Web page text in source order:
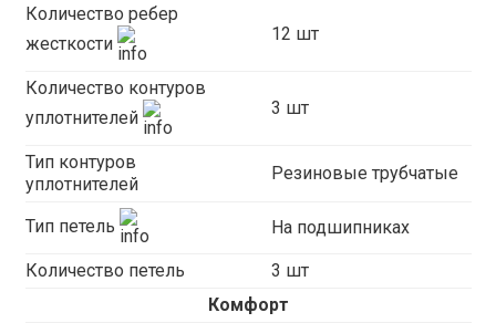
Количество ребер
жесткости
12 шт
Количество контуров
уплотнителей
3 шт
Тип контуров
уплотнителей
Резиновые трубчатые
Тип петель На подшипниках
Количество петель
3 шт
Комфорт